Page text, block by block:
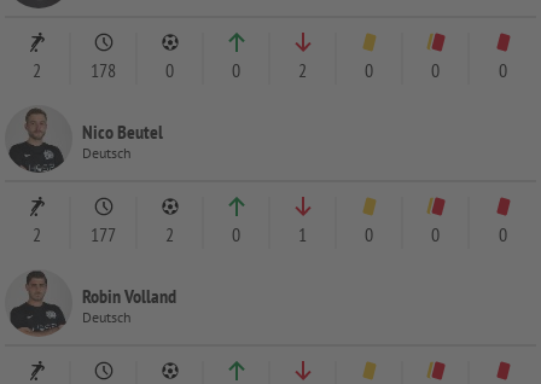
2 178 0 0 2 0 0 0
Nico Beutel
Deutsch
2 177 2 0 1 0 0 0
Robin Volland
Deutsch